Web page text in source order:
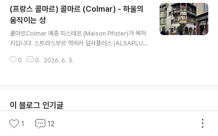
습니다. https://xcoolcat7.tistory.com/92114 (프랑
스) 알사플러스 (ALSAPLUS) - 24시간xcoolcat7.tist
ory.com 시간이 애매하게 남아서 트램타고 독일(!)로 건
너가기로 했습니다 * 트램 스트라스부르역 광장에서 트램
을 어디서 타는가 했는데, 지하로 내려가야했습니다. 지하
에서 ..
(프랑스 콜마르) 콜마르 (Colmar) - 하울의
움직이는 성
콜마르Colmar 메종 피스테르 (Maison Pfister)가 목적
지입니다. 스트라스부르 역에서 알사플러스 (ALSAPLU
ry.com/92114 (프랑스) 알사플러스 (ALSAPLUS) - 2
데, 영어도 제대로 지원 안하고 어떻게 해야할지 모르겠xc
oolcat7.tistory.com 콜마르 역에 도착했습니다. 길따라
가며 건물을 구경합니다. 외국인들이 한국의 골목길이 이
색적이라고 느끼는 것 처럼, 이 거리도 이색적으로 느껴집
0 0 2026. 6. 3.
이 블로그 인기글
1 12